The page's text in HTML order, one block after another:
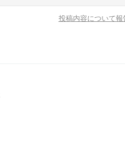
投稿内容について報